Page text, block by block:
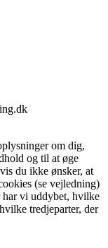
om dig,
og til at øge
du ikke ønsker, at
(se vejledning)
har vi uddybet, hvilke
tredjeparter, der